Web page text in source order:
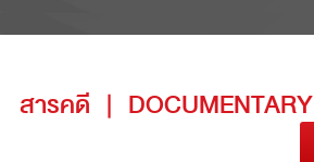
สารคดี | DOCUMENTARY